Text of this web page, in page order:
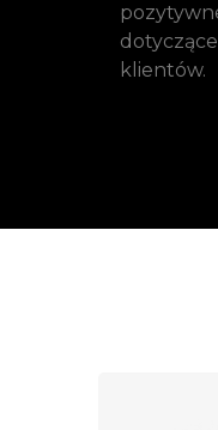
klientów.